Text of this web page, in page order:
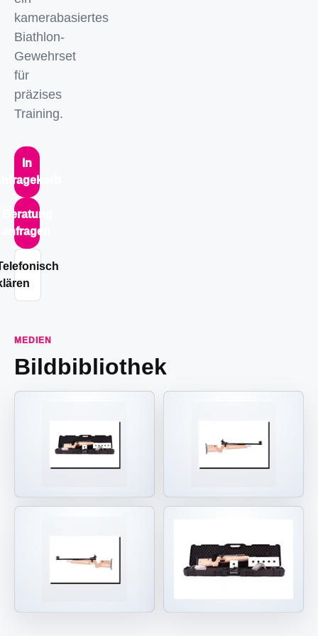
kamerabasiertes
Biathlon-
Gewehrset
für
präzises
Training.
In
Beratung
anfragen
MEDIEN
Bildbibliothek